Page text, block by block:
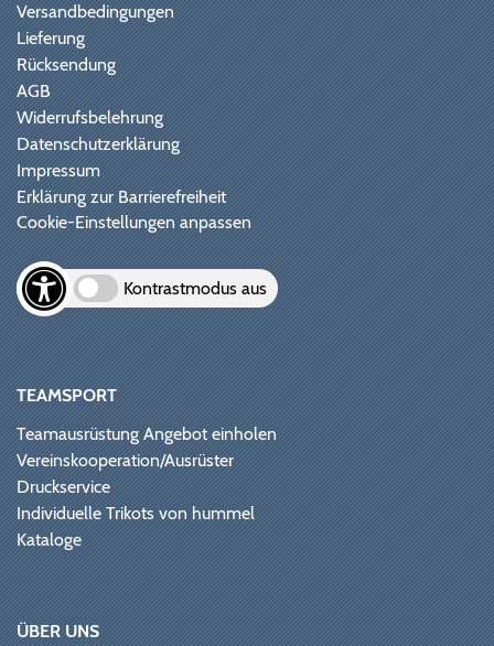
Versandbedingungen
Lieferung
Rücksendung
AGB
Widerrufsbelehrung
Datenschutzerklärung
Impressum
Erklärung zur Barrierefreiheit
Cookie-Einstellungen anpassen
Kontrastmodus aus
TEAMSPORT
Teamausrüstung Angebot einholen
Vereinskooperation/Ausrüster
Druckservice
Individuelle Trikots von hummel
Kataloge
ÜBER UNS